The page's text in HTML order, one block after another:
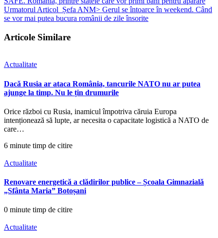
Urmatorul Articol Șefa ANM> Gerul se întoarce în weekend. Când
se vor mai putea bucura românii de zile însorite
Articole Similare
Actualitate
Dacă Rusia ar ataca România, tancurile NATO nu ar putea
ajunge la timp. Nu le țin drumurile
Orice război cu Rusia, inamicul împotriva căruia Europa
intenționează să lupte, ar necesita o capacitate logistică a NATO de
care…
6 minute timp de citire
Actualitate
Renovare energetică a clădirilor publice – Școala Gimnazială
„Sfânta Maria” Botoșani
0 minute timp de citire
Actualitate